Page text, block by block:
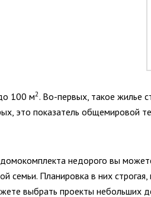
100 м2. Во-первых, такое жилье
это показатель общемировой
недорого вы
Планировка в них
выбрать проекты небольших